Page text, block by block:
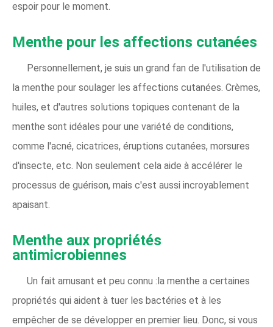
espoir pour le moment.
Menthe pour les affections cutanées
Personnellement, je suis un grand fan de l'utilisation de
la menthe pour soulager les affections cutanées. Crèmes,
huiles, et d'autres solutions topiques contenant de la
menthe sont idéales pour une variété de conditions,
comme l'acné, cicatrices, éruptions cutanées, morsures
d'insecte, etc. Non seulement cela aide à accélérer le
processus de guérison, mais c'est aussi incroyablement
apaisant.
Menthe aux propriétés
antimicrobiennes
Un fait amusant et peu connu :la menthe a certaines
propriétés qui aident à tuer les bactéries et à les
empêcher de se développer en premier lieu. Donc, si vous